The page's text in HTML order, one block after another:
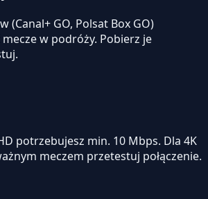
(Canal+ GO, Polsat Box GO)
w podróży. Pobierz je
potrzebujesz min. 10 Mbps. Dla 4K
meczem przetestuj połączenie.